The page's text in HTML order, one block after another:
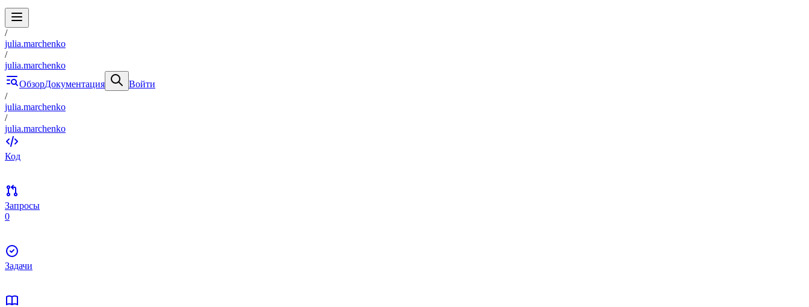
/
julia.marchenko
/
julia.marchenko
ОбзорДокументация
Войти
/
julia.marchenko
/
julia.marchenko
Код
Запросы
0
Задачи